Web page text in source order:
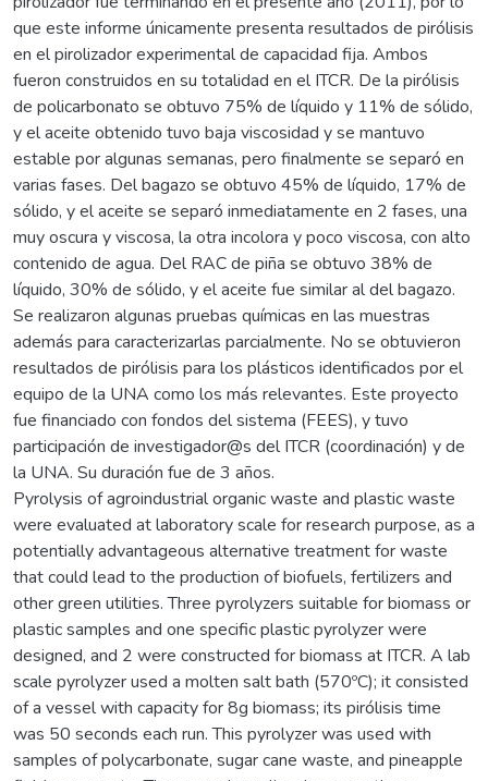
que este informe únicamente presenta resultados de pirólisis
en el pirolizador experimental de capacidad fija. Ambos
fueron construidos en su totalidad en el ITCR. De la pirólisis
de policarbonato se obtuvo 75% de líquido y 11% de sólido,
y el aceite obtenido tuvo baja viscosidad y se mantuvo
estable por algunas semanas, pero finalmente se separó en
varias fases. Del bagazo se obtuvo 45% de líquido, 17% de
sólido, y el aceite se separó inmediatamente en 2 fases, una
muy oscura y viscosa, la otra incolora y poco viscosa, con alto
contenido de agua. Del RAC de piña se obtuvo 38% de
líquido, 30% de sólido, y el aceite fue similar al del bagazo.
Se realizaron algunas pruebas químicas en las muestras
además para caracterizarlas parcialmente. No se obtuvieron
resultados de pirólisis para los plásticos identificados por el
equipo de la UNA como los más relevantes. Este proyecto
fue financiado con fondos del sistema (FEES), y tuvo
participación de investigador@s del ITCR (coordinación) y de
la UNA. Su duración fue de 3 años.
Pyrolysis of agroindustrial organic waste and plastic waste
were evaluated at laboratory scale for research purpose, as a
potentially advantageous alternative treatment for waste
that could lead to the production of biofuels, fertilizers and
other green utilities. Three pyrolyzers suitable for biomass or
plastic samples and one specific plastic pyrolyzer were
designed, and 2 were constructed for biomass at ITCR. A lab
scale pyrolyzer used a molten salt bath (570ºC); it consisted
of a vessel with capacity for 8g biomass; its pirólisis time
was 50 seconds each run. This pyrolyzer was used with
samples of polycarbonate, sugar cane waste, and pineapple